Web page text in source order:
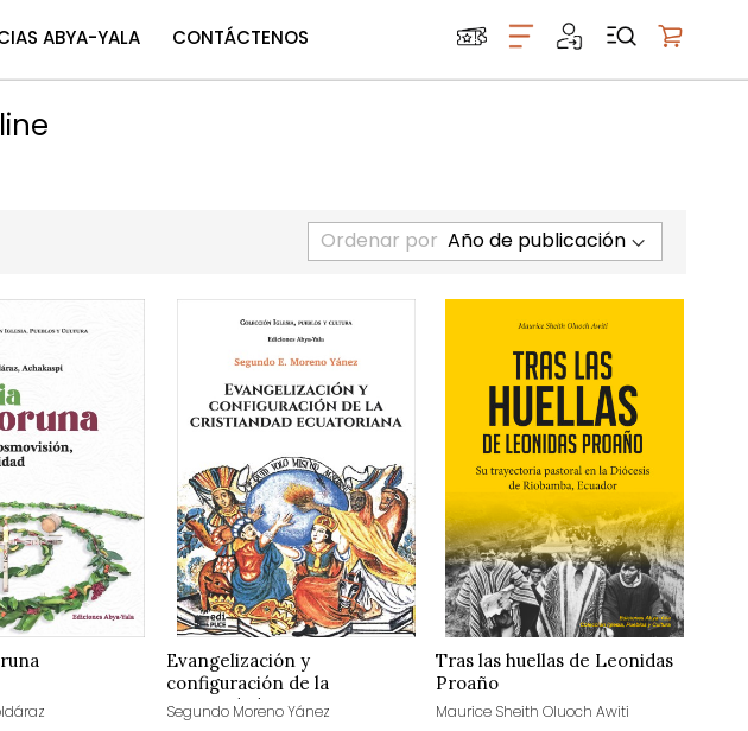
ABYA-YALA CONTÁCTENOS
Ordenar por
Evangelización y
configuración de la
cristiandad ecuatoriana
Segundo Moreno Yánez
Tras las huellas de Leonidas
Proaño
Maurice Sheith Oluoch Awiti